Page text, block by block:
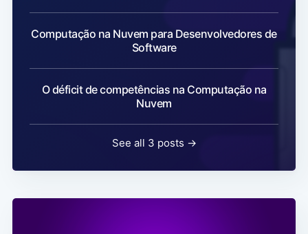
Computação na Nuvem para Desenvolvedores de
Software
O déficit de competências na Computação na
Nuvem
See all 3 posts →